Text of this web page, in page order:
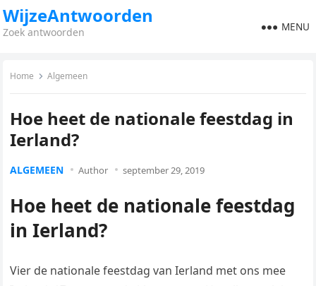
WijzeAntwoorden
Zoek antwoorden MENU
Home Algemeen
Hoe heet de nationale feestdag in
Ierland?
ALGEMEEN Author september 29, 2019
Hoe heet de nationale feestdag
in Ierland?
Vier de nationale feestdag van Ierland met ons mee